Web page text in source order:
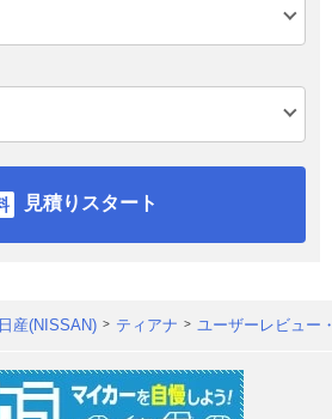
見積りスタート
日産(NISSAN) ティアナ ユーザーレビュー